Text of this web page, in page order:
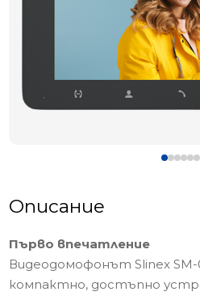
Описание
Първо впечатление
Видеодомофонът Slinex SM-
компактно, достъпно